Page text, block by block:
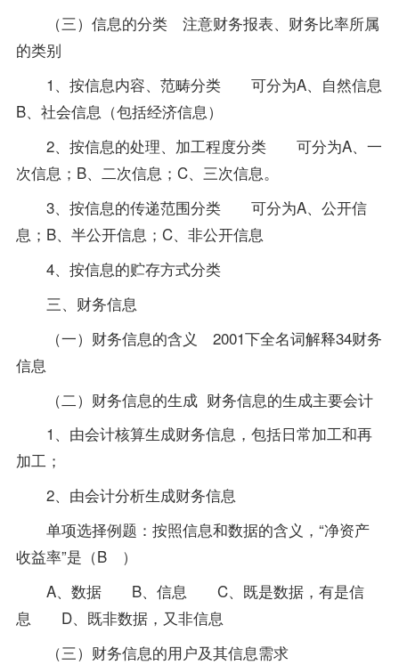
（三）信息的分类 注意财务报表、财务比率所属
的类别
1、按信息内容、范畴分类 可分为A、自然信息
B、社会信息（包括经济信息）
2、按信息的处理、加工程度分类 可分为A、一
次信息；B、二次信息；C、三次信息。
3、按信息的传递范围分类 可分为A、公开信
息；B、半公开信息；C、非公开信息
4、按信息的贮存方式分类
三、财务信息
（一）财务信息的含义 2001下全名词解释34财务
信息
（二）财务信息的生成 财务信息的生成主要会计
1、由会计核算生成财务信息，包括日常加工和再
加工；
2、由会计分析生成财务信息
单项选择例题：按照信息和数据的含义，“净资产
收益率”是（B ）
A、数据 B、信息 C、既是数据，有是信
息 D、既非数据，又非信息
（三）财务信息的用户及其信息需求